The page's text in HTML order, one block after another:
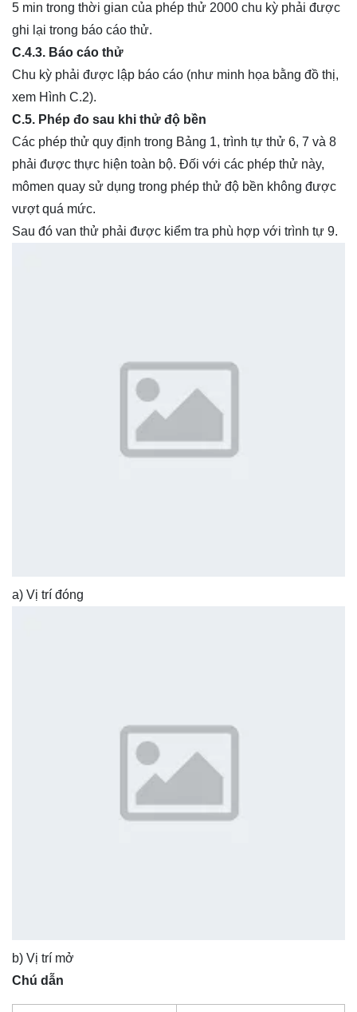
5 min trong thời gian của phép thử 2000 chu kỳ phải được
ghi lại trong báo cáo thử.
C.4.3. Báo cáo thử
Chu kỳ phải được lập báo cáo (như minh họa bằng đồ thị,
xem Hình C.2).
C.5. Phép đo sau khi thử độ bền
Các phép thử quy định trong Bảng 1, trình tự thử 6, 7 và 8
phải được thực hiện toàn bộ. Đối với các phép thử này,
mômen quay sử dụng trong phép thử độ bền không được
vượt quá mức.
Sau đó van thử phải được kiểm tra phù hợp với trình tự 9.
a) Vị trí đóng
b) Vị trí mở
Chú dẫn